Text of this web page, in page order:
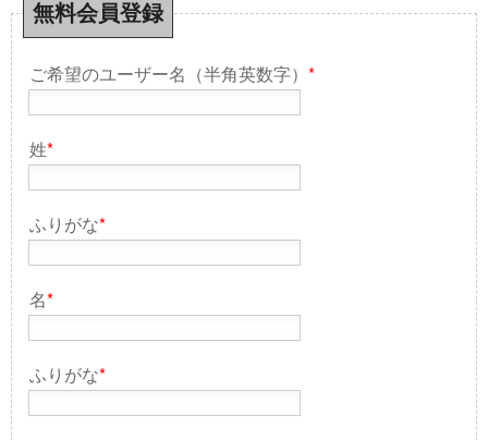
無料会員登録
ご希望のユーザー名（半角英数字） *
姓*
ふりがな*
名*
ふりがな*